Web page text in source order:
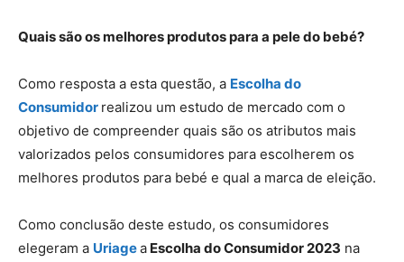
Quais são os melhores produtos para a pele do bebé?
Como resposta a esta questão, a Escolha do
Consumidor realizou um estudo de mercado com o
objetivo de compreender quais são os atributos mais
valorizados pelos consumidores para escolherem os
melhores produtos para bebé e qual a marca de eleição.
Como conclusão deste estudo, os consumidores
elegeram a Uriagea Escolha do Consumidor 2023 na